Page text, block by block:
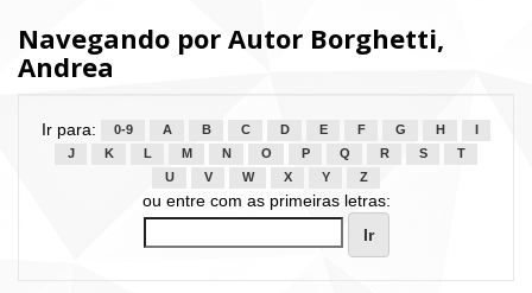
Navegando por Autor Borghetti,
Andrea
Ir para: 0-9 A B C D E F G H
J
K L M N O P Q R S
T
U
V W X Y Z
ou entre com as primeiras letras: